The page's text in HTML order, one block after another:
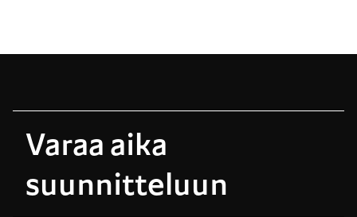
Varaa aika
suunnitteluun